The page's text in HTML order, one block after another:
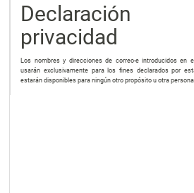
privacidad
Los nombres y direcciones de correo-e introducidos en
usarán exclusivamente para los fines declarados por
estarán disponibles para ningún otro propósito u otra persona.